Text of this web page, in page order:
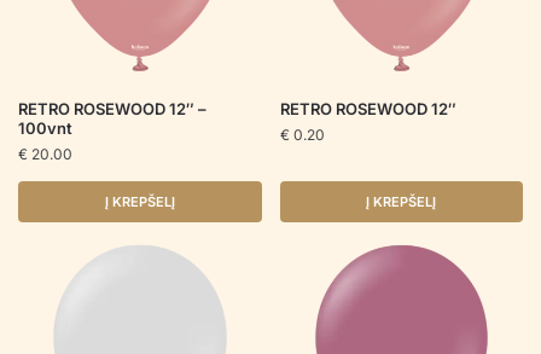
RETRO ROSEWOOD 12″ –
100vnt
€ 20.00
Į KREPŠELĮ
RETRO ROSEWOOD 12″
€ 0.20
Į KREPŠELĮ